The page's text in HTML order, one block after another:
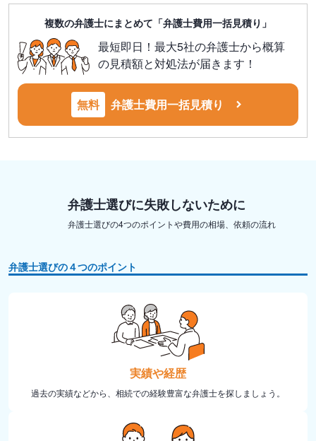
複数の弁護士にまとめて「弁護士費用一括見積り」
最短即日！最大5社の弁護士から概算
の見積額と対処法が届きます！
無料 弁護士費用一括見積り
弁護士選びに失敗しないために
弁護士選びの4つのポイントや費用の相場、依頼の流れ
弁護士選びの４つのポイント
実績や経歴
過去の実績などから、相続での経験豊富な弁護士を探しましょう。